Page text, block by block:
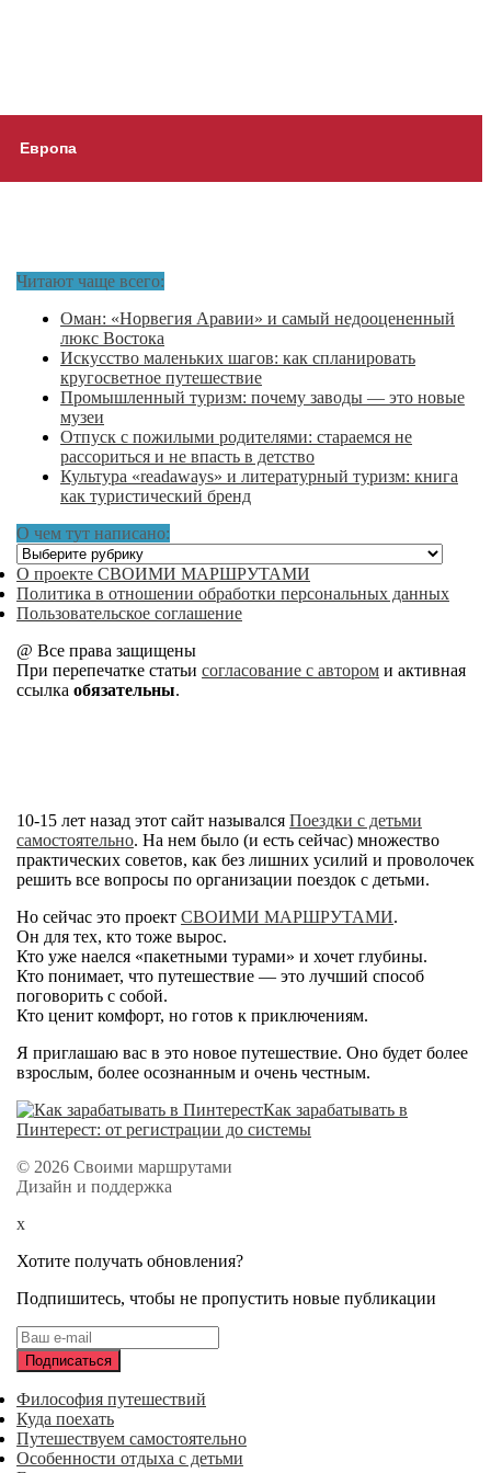
Европа
Читают чаще всего:
Оман: «Норвегия Аравии» и самый недооцененный
люкс Востока
Искусство маленьких шагов: как спланировать
кругосветное путешествие
Промышленный туризм: почему заводы — это новые
музеи
Отпуск с пожилыми родителями: стараемся не
рассориться и не впасть в детство
Культура «readaways» и литературный туризм: книга
как туристический бренд
О чем тут написано:
О
чем
тут
написано:
О проекте СВОИМИ МАРШРУТАМИ
Политика в отношении обработки персональных данных
Пользовательское соглашение
@ Все права защищены
При перепечатке статьисогласование с автором и активная
ссылкаобязательны.
10-15 лет назад этот сайт называлсяПоездки с детьми
самостоятельно. На нем было (и есть сейчас) множество
практических советов, как без лишних усилий и проволочек
решить все вопросы по организации поездок с детьми.
Но сейчас это проектСВОИМИ МАРШРУТАМИ.
Он для тех, кто тоже вырос.
Кто уже наелся «пакетными турами» и хочет глубины.
Кто понимает, что путешествие — это лучший способ
поговорить с собой.
Кто ценит комфорт, но готов к приключениям.
Я приглашаю вас в это новое путешествие. Оно будет более
взрослым, более осознанным и очень честным.
Как зарабатывать в
Пинтерест: от регистрации до системы
© 2026 Своими маршрутами
Дизайн и поддержка
x
Хотите получать обновления?
Подпишитесь, чтобы не пропустить новые публикации
Философия путешествий
Куда поехать
Путешествуем самостоятельно
Особенности отдыха с детьми